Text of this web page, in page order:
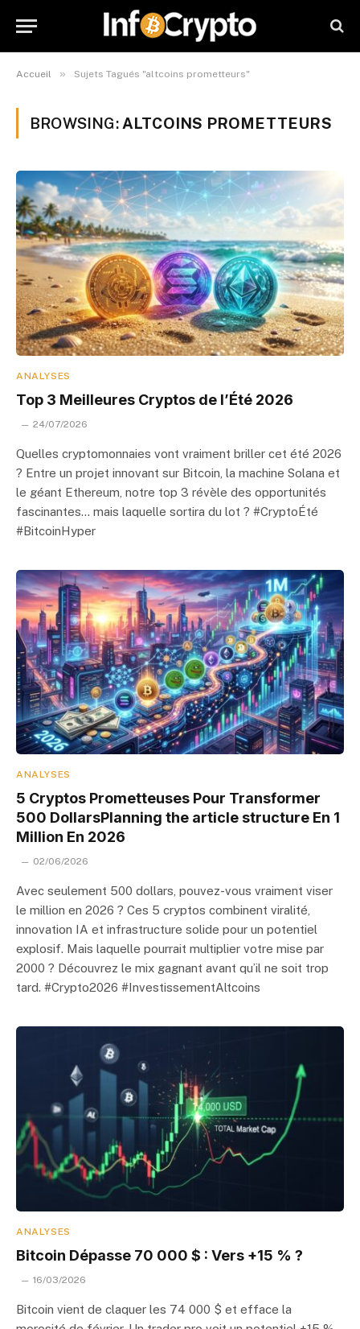
Accueil » Sujets Tagués "altcoins prometteurs"
BROWSING: ALTCOINS PROMETTEURS
ANALYSES
Top 3 Meilleures Cryptos de l’Été 2026
24/07/2026
Quelles cryptomonnaies vont vraiment briller cet été 2026
? Entre un projet innovant sur Bitcoin, la machine Solana et
le géant Ethereum, notre top 3 révèle des opportunités
fascinantes… mais laquelle sortira du lot ? #CryptoÉté
#BitcoinHyper
ANALYSES
5 Cryptos Prometteuses Pour Transformer
500 DollarsPlanning the article structure En 1
Million En 2026
02/06/2026
Avec seulement 500 dollars, pouvez-vous vraiment viser
le million en 2026 ? Ces 5 cryptos combinent viralité,
innovation IA et infrastructure solide pour un potentiel
explosif. Mais laquelle pourrait multiplier votre mise par
2000 ? Découvrez le mix gagnant avant qu’il ne soit trop
tard. #Crypto2026 #InvestissementAltcoins
ANALYSES
Bitcoin Dépasse 70 000 $ : Vers +15 % ?
16/03/2026
Bitcoin vient de claquer les 74 000 $ et efface la